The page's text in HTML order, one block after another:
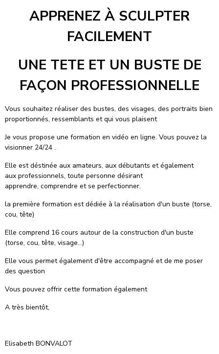
APPRENEZ À SCULPTER
FACILEMENT
UNE TETE ET UN BUSTE DE
FAÇON PROFESSIONNELLE
Vous souhaitez réaliser des bustes, des visages, des portraits bien
proportionnés, ressemblants et qui vous plaisent
Je vous propose une formation en vidéo en ligne. Vous pouvez la
visionner 24/24 .
Elle est déstinée aux amateurs, aux débutants et également
aux professionnels, toute personne désirant
apprendre, comprendre et se perfectionner.
la première formation est dédiée à la réalisation d'un buste (torse,
cou, tête)
Elle comprend 16 cours autour de la construction d'un buste
(torse, cou, tête, visage...)
Elle vous permet également d'être accompagné et de me poser
des question
Vous pouvez offrir cette formation également
A très bientôt,
Elisabeth BONVALOT